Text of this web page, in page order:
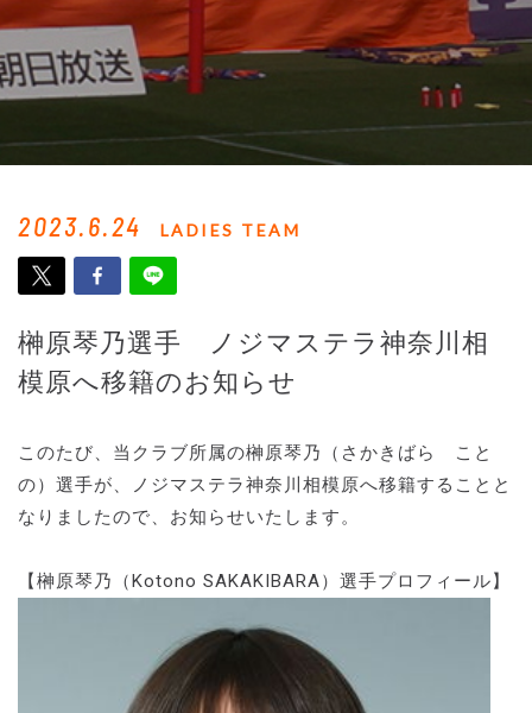
2023.6.24 LADIES TEAM
榊原琴乃選手 ノジマステラ神奈川相
模原へ移籍のお知らせ
このたび、当クラブ所属の榊原琴乃（さかきばら こと
の）選手が、ノジマステラ神奈川相模原へ移籍することと
なりましたので、お知らせいたします。
【榊原琴乃（Kotono SAKAKIBARA）選手プロフィール】